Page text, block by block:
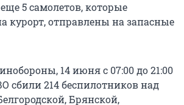
5 самолетов, которые
курорт, отправлены на запасные
14 июня с 07:00 до 21:00
сбили 214 беспилотников над
Брянской,